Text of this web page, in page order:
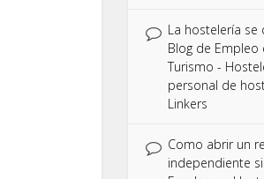
La hostelería se
Blog de Empleo
Turismo -
personal de
Linkers
Como abrir un
independiente